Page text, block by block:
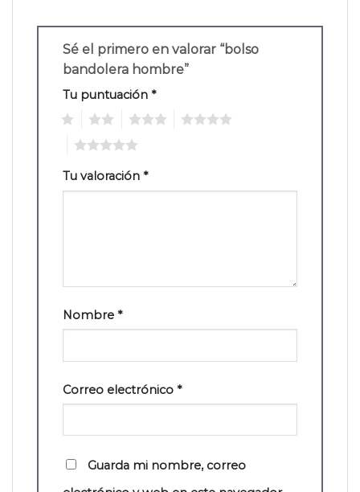
Sé el primero en valorar “bolso
bandolera hombre”
Tu puntuación *
Tu valoración *
Nombre *
Correo electrónico *
Guarda mi nombre, correo